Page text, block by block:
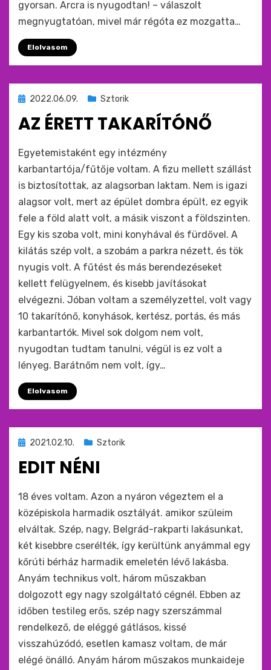
gyorsan. Arcra is nyugodtan! – válaszolt
megnyugtatóan, mivel már régóta ez mozgatta…
Elolvasom
Beküldve
:
2022.06.09. Sztorik
AZ ÉRETT TAKARÍTÓNŐ
monkey
Egyetemistaként egy intézmény
karbantartója/fűtője voltam. A fizu mellett szállást
is biztosítottak, az alagsorban laktam. Nem is igazi
alagsor volt, mert az épület dombra épült, ez egyik
fele a föld alatt volt, a másik viszont a földszinten.
Egy kis szoba volt, mini konyhával és fürdővel. A
kilátás szép volt, a szobám a parkra nézett, és tök
nyugis volt. A fűtést és más berendezéseket
kellett felügyelnem, és kisebb javításokat
elvégezni. Jóban voltam a személyzettel, volt vagy
10 takarítónő, konyhások, kertész, portás, és más
karbantartók. Mivel sok dolgom nem volt,
nyugodtan tudtam tanulni, végül is ez volt a
lényeg. Barátnőm nem volt, így…
Elolvasom
Beküldve
2021.02.10. Sztorik
EDIT NÉNI
by monkey
18 éves voltam. Azon a nyáron végeztem el a
középiskola harmadik osztályát. amikor szüleim
elváltak. Szép, nagy, Belgrád-rakparti lakásunkat,
két kisebbre cserélték, így kerültünk anyámmal egy
kőrúti bérház harmadik emeletén lévő lakásba.
Anyám technikus volt, három műszakban
dolgozott egy nagy szolgáltató cégnél. Ebben az
időben testileg erős, szép nagy szerszámmal
rendelkező, de eléggé gátlásos, kissé
visszahúzódó, esetlen kamasz voltam, de már
elégé önálló. Anyám három műszakos munkaideje